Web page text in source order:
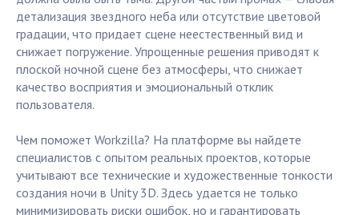
детализация звездного неба или отсутствие цветовой
градации, что придает сцене неестественный вид и
снижает погружение. Упрощенные решения приводят к
плоской ночной сцене без атмосферы, что снижает
качество восприятия и эмоциональный отклик
пользователя.
Чем поможет Workzilla? На платформе вы найдете
специалистов с опытом реальных проектов, которые
учитывают все технические и художественные тонкости
создания ночи в Unity 3D. Здесь удается не только
минимизировать риски ошибок, но и гарантировать